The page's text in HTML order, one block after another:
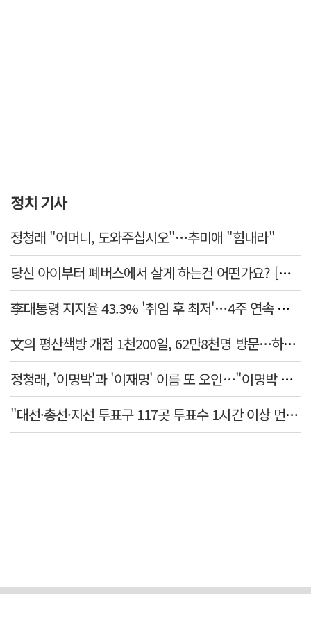
정치 기사
정청래 "어머니, 도와주십시오"…추미애 "힘내라"
당신 아이부터 폐버스에서 살게 하는건 어떤가요? [가스인라이팅]
李대통령 지지율 43.3% '취임 후 최저'…4주 연속 내리막
文의 평산책방 개점 1천200일, 62만8천명 방문…하루 평균 500명↑
정청래, '이명박'과 '이재명' 이름 또 오인…"이명박 대통령 임기안에 반도체 제품 출시"
"대선·총선·지선 투표구 117곳 투표수 1시간 이상 먼저 입력"